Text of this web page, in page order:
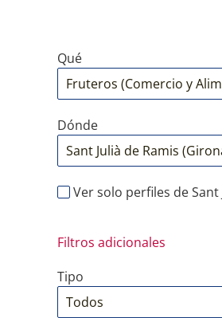
Qué
Dónde
Ver solo perfiles de Sant
Filtros adicionales
Tipo